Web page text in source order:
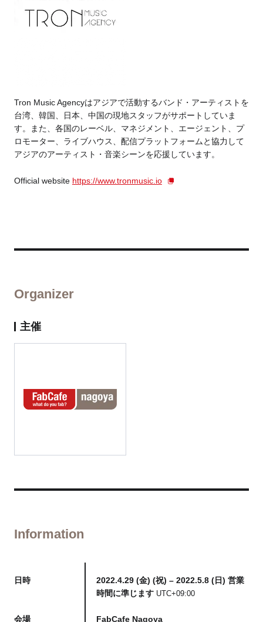
Tron Music Agencyはアジアで活動するバンド・アーティストを
台湾、韓国、日本、中国の現地スタッフがサポートしていま
す。
また、各国のレーベル、マネジメント、エージェント、プ
ロモーター、ライブハウス、配信プラットフォームと協力して
アジアのアーティスト・音楽シーンを応援しています。
Official website https://www.tronmusic.io
Organizer
主催
Information
日時
2022.4.29 (金) (祝) – 2022.5.8 (日) 営業
時間に準じますUTC+09:00
会場
FabCafe Nagoya